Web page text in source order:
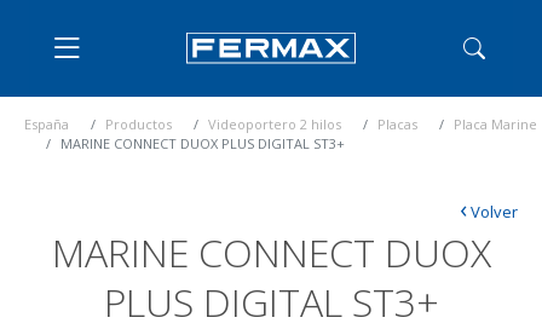
España Productos Videoportero 2 hilos Placas
Placa Marine
MARINE CONNECT DUOX PLUS DIGITAL ST3+
MARINE CONNECT DUOX
PLUS DIGITAL ST3+
‹Volver